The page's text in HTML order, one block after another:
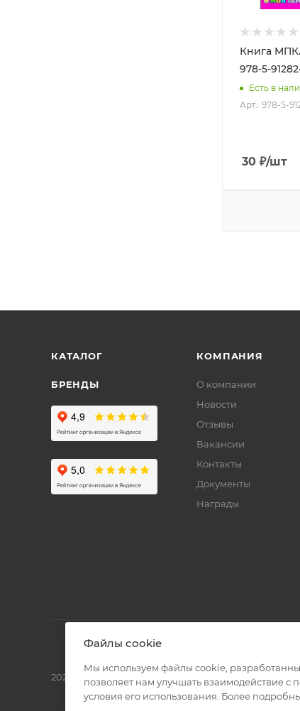
Книга
978-5-
Есть в
Арт.: 978-5-
30 ₽/шт
КАТАЛОГ
БРЕНДЫ
КОМПАНИЯ
О компании
Новости
Отзывы
Вакансии
Контакты
Документы
Награды
2026 © Полиграф кит - интернет-магазин
Файлы cookie
Мы используем файлы cookie,
позволяет нам улучшать взаимодействие
условия его использования. Более